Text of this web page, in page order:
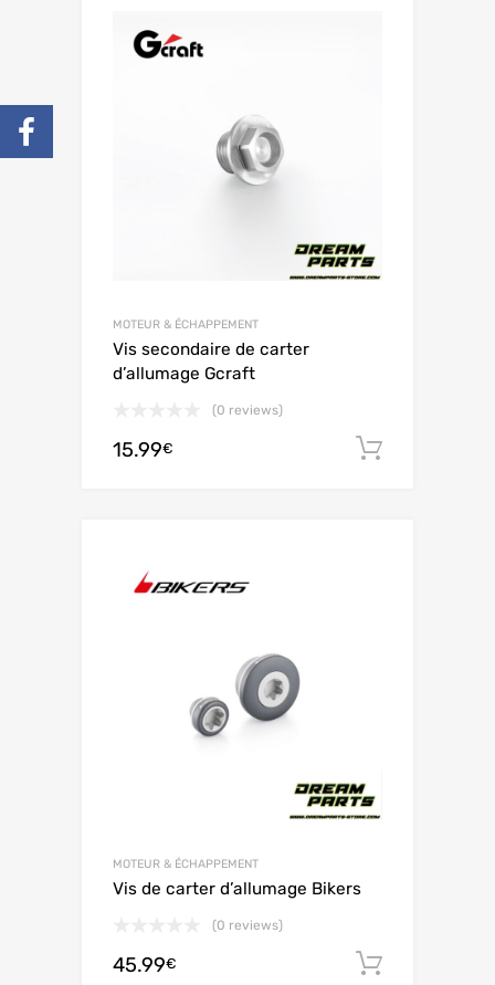
MOTEUR & ÉCHAPPEMENT
Vis secondaire de carter
d’allumage Gcraft
(0 reviews)
15.99€
MOTEUR & ÉCHAPPEMENT
Vis de carter d’allumage Bikers
(0 reviews)
45.99€